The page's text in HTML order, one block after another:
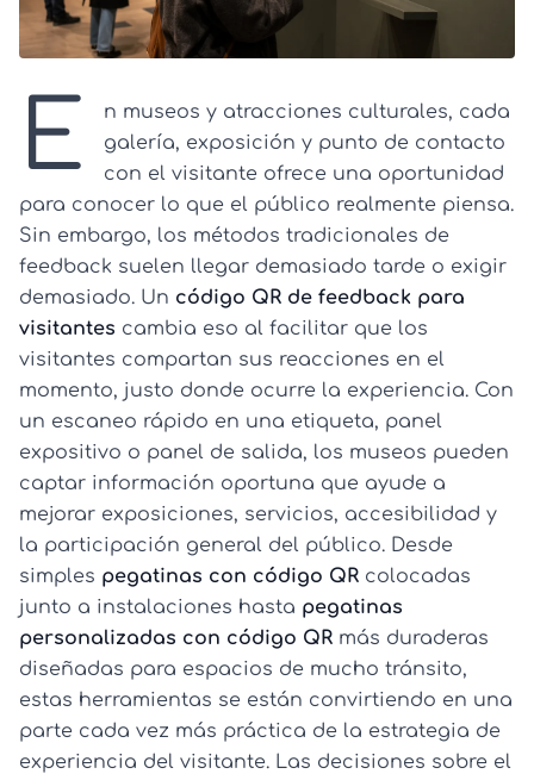
E
n museos y atracciones culturales, cada
galería, exposición y punto de contacto
con el visitante ofrece una oportunidad
para conocer lo que el público realmente piensa.
Sin embargo, los métodos tradicionales de
feedback suelen llegar demasiado tarde o exigir
demasiado. Un código QR de feedback para
visitantes cambia eso al facilitar que los
visitantes compartan sus reacciones en el
momento, justo donde ocurre la experiencia. Con
un escaneo rápido en una etiqueta, panel
expositivo o panel de salida, los museos pueden
captar información oportuna que ayude a
mejorar exposiciones, servicios, accesibilidad y
la participación general del público. Desde
simples pegatinas con código QR colocadas
junto a instalaciones hasta pegatinas
personalizadas con código QR más duraderas
diseñadas para espacios de mucho tránsito,
estas herramientas se están convirtiendo en una
parte cada vez más práctica de la estrategia de
experiencia del visitante. Las decisiones sobre el